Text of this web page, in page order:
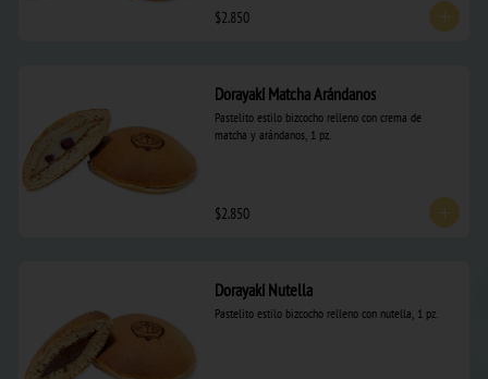
$2.850
Dorayaki Matcha Arándanos
Pastelito estilo bizcocho relleno con crema de
matcha y arándanos, 1 pz.
$2.850
Dorayaki Nutella
Pastelito estilo bizcocho relleno con nutella, 1 pz.